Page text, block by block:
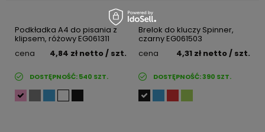
Podkładka A4 do pisania z
klipsem, różowy EG061311
cena
4,84 zł netto/ szt.
DOSTĘPNOŚĆ:540 SZT.
Brelok do kluczy Spinner,
czarny EG061503
cena
4,31 zł netto/ szt.
DOSTĘPNOŚĆ:390 SZT.